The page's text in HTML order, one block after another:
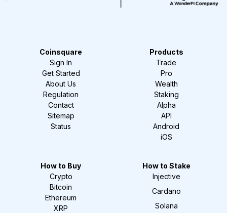
Coinsquare
Sign In
Get Started
About Us
Regulation
Contact
Sitemap
Status
Products
Trade
Pro
Wealth
Staking
Alpha
API
Android
iOS
How to Buy
Crypto
Bitcoin
Ethereum
XRP
How to Stake
Injective
Cardano
Solana